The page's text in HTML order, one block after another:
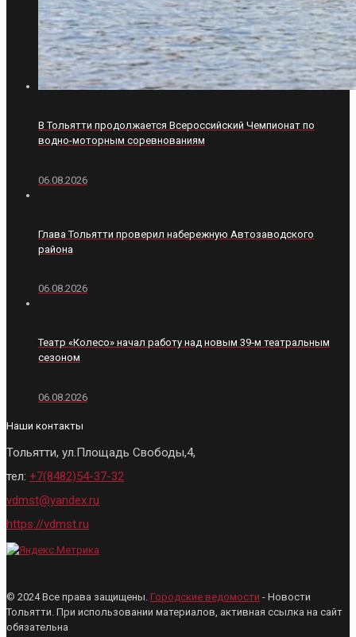
В Тольятти продолжается Всероссийский Чемпионат по
водно-моторным соревнованиям
06.08.2026
Глава Тольятти проверил набережную Автозаводского
района
06.08.2026
Театр «Колесо» начал работу над новым 39‑м театральным
сезоном
06.08.2026
Наши контакты
Тольятти, ул.Площадь Свободы,4,
тел: +7(8482)54-37-32
vdmst@yandex.ru
https://vdmst.ru
© 2024 Все права защищены. Городские ведомости - Новости
Тольятти. При использовании материалов, активная ссылка на сайт
обязательна